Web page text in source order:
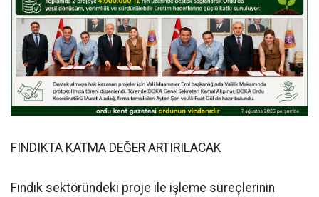
FINDIKTA KATMA DEĞER ARTIRILACAK
Fındık sektöründeki proje ile işleme süreçlerinin